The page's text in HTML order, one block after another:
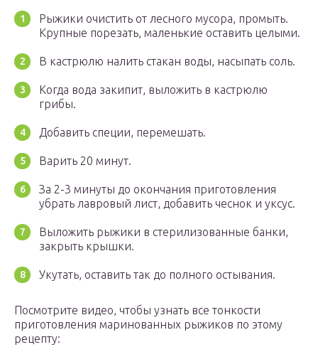
Рыжики очистить от лесного мусора, промыть.
Крупные порезать, маленькие оставить целыми.
В кастрюлю налить стакан воды, насыпать соль.
Когда вода закипит, выложить в кастрюлю
грибы.
Добавить специи, перемешать.
Варить 20 минут.
За 2-3 минуты до окончания приготовления
убрать лавровый лист, добавить чеснок и уксус.
Выложить рыжики в стерилизованные банки,
закрыть крышки.
Укутать, оставить так до полного остывания.
Посмотрите видео, чтобы узнать все тонкости
приготовления маринованных рыжиков по этому
рецепту: